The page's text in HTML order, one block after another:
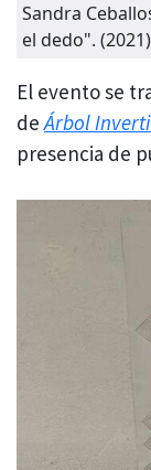
Sandra
el dedo".
El evento se
deÁrbol
presencia de